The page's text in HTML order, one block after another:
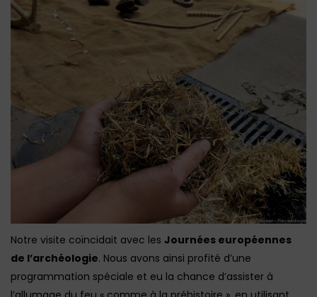
Notre visite coïncidait avec les Journées européennes
de l’archéologie. Nous avons ainsi profité d’une
programmation spéciale et eu la chance d’assister à